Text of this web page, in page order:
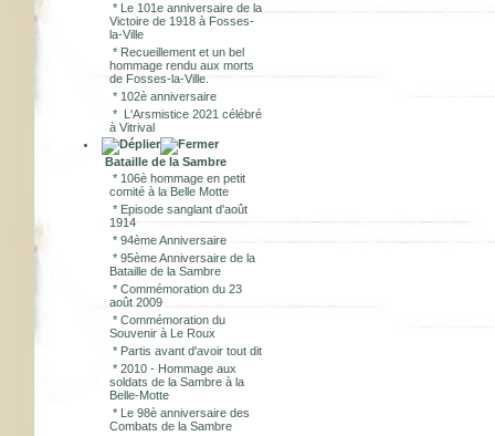
* Le 101e anniversaire de la
Victoire de 1918 à Fosses-
la-Ville
* Recueillement et un bel
hommage rendu aux morts
de Fosses-la-Ville.
* 102è anniversaire
* L'Arsmistice 2021 célébré
à Vitrival
Bataille de la Sambre
* 106è hommage en petit
comité à la Belle Motte
* Episode sanglant d'août
1914
* 94ème Anniversaire
* 95ème Anniversaire de la
Bataille de la Sambre
* Commémoration du 23
août 2009
* Commémoration du
Souvenir à Le Roux
* Partis avant d'avoir tout dit
* 2010 - Hommage aux
soldats de la Sambre à la
Belle-Motte
* Le 98è anniversaire des
Combats de la Sambre